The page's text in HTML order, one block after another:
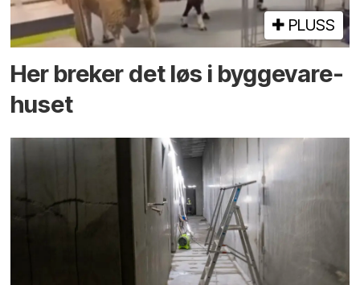
PLUSS
Her breker det løs i bygge­vare­
huset